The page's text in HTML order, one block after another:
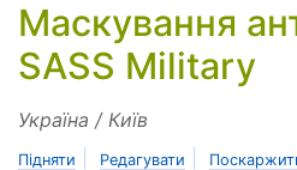
Маскування
SASS Military
Україна / Київ
Підняти Редагувати